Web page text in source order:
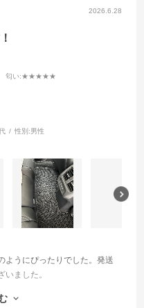
2026.6.28
匂い:★★★★★
性別:男性
ようにぴったりでした。発送
いました。
もクッション性が高く、とて